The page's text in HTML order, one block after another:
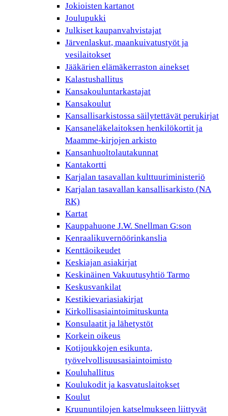
Jokioisten kartanot
Joulupukki
Julkiset kaupanvahvistajat
Järvenlaskut, maankuivatustyöt ja
vesilaitokset
Jääkärien elämäkerraston ainekset
Kalastushallitus
Kansakouluntarkastajat
Kansakoulut
Kansallisarkistossa säilytettävät perukirjat
Kansaneläkelaitoksen henkilökortit ja
Maamme-kirjojen arkisto
Kansanhuoltolautakunnat
Kantakortti
Karjalan tasavallan kulttuuriministeriö
Karjalan tasavallan kansallisarkisto (NA
RK)
Kartat
Kauppahuone J.W. Snellman G:son
Kenraalikuvernöörinkanslia
Kenttäoikeudet
Keskiajan asiakirjat
Keskinäinen Vakuutusyhtiö Tarmo
Keskusvankilat
Kestikievariasiakirjat
Kirkollisasiaintoimituskunta
Konsulaatit ja lähetystöt
Korkein oikeus
Kotijoukkojen esikunta,
työvelvollisuusasiaintoimisto
Kouluhallitus
Koulukodit ja kasvatuslaitokset
Koulut
Kruununtilojen katselmukseen liittyvät